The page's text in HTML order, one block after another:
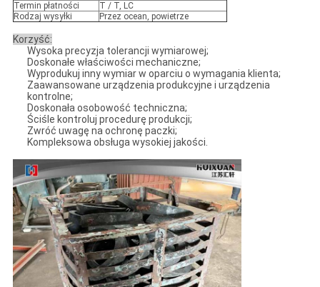
Termin płatności
T / T, LC
Rodzaj wysyłki
Przez ocean, powietrze
Korzyść:
Wysoka precyzja tolerancji wymiarowej;
Doskonałe właściwości mechaniczne;
Wyprodukuj inny wymiar w oparciu o wymagania klienta;
Zaawansowane urządzenia produkcyjne i urządzenia
kontrolne;
Doskonała osobowość techniczna;
Ściśle kontroluj procedurę produkcji;
Zwróć uwagę na ochronę paczki;
Kompleksowa obsługa wysokiej jakości.